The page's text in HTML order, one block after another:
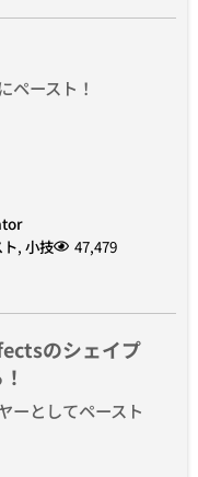
ペースト！
, 小技 47,479
のシェイプ
としてペースト